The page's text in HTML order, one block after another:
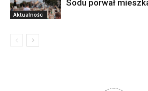
Aktualności
Sodu porwał